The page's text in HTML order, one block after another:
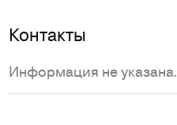
Контакты
Информация не указана.